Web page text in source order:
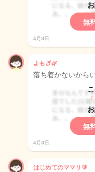
無
4月8日
よもぎ🌿
落ち着かないから
無
4月8日
はじめてのママリ🔰